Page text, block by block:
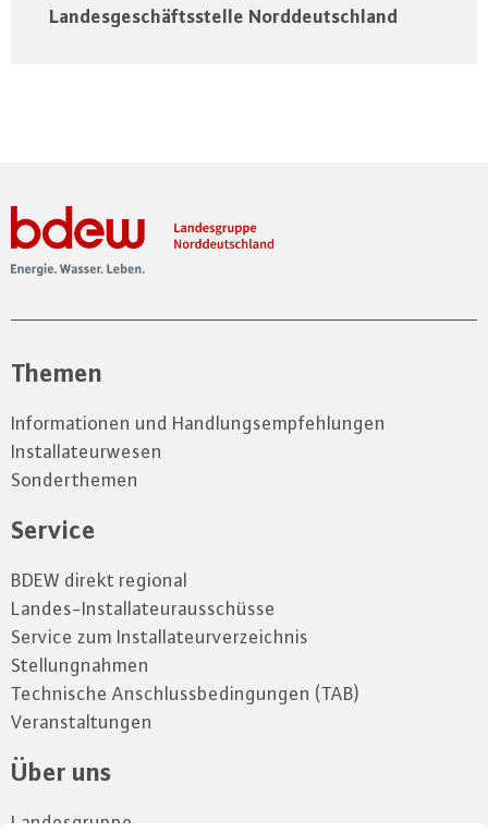
Landesgeschäftsstelle Norddeutschland
Themen
Informationen und Handlungsempfehlungen
Installateurwesen
Sonderthemen
Service
BDEW direkt regional
Landes-Installateurausschüsse
Service zum Installateurverzeichnis
Stellungnahmen
Technische Anschlussbedingungen (TAB)
Veranstaltungen
Über uns
Landesgruppe